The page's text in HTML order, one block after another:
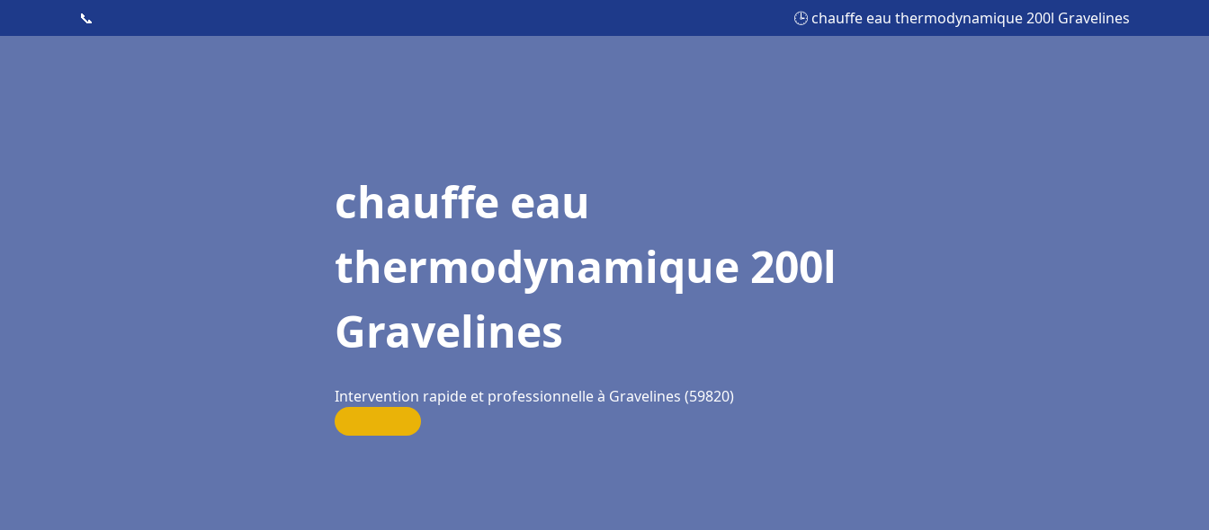
📞 🕒 chauffe eau thermodynamique 200l Gravelines
chauffe eau
thermodynamique 200l
Gravelines
Intervention rapide et professionnelle à Gravelines (59820)